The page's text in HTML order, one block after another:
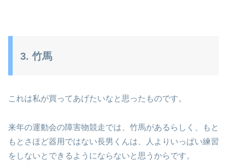
3. 竹馬
これは私が買ってあげたいなと思ったものです。
来年の運動会の障害物競走では、竹馬があるらしく、もと
もとさほど器用ではない長男くんは、人よりいっぱい練習
をしないとできるようにならないと思うからです。